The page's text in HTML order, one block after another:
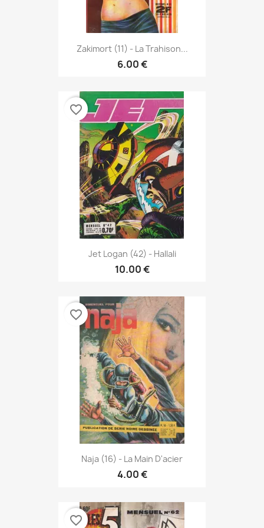
Zakimort (11) - La Trahison...
6.00 €
Jet Logan (42) - Hallali
10.00 €
favorite_border
Naja (16) - La Main D'acier
4.00 €
favorite_border
favorite_border